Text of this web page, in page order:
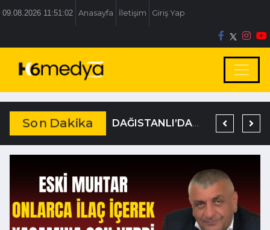
09.08.2026 11:51:03 Anasayfa İletişim Giriş Yap
Son Dakika 19 YIL KESİNLEŞMİŞ HAPİS CEZASIYLA ARANIYORDU